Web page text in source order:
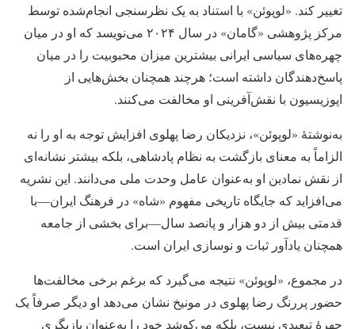
تغییر کند. «لوپوئن» با استناد به یک نظرسنجی انجام‌شده توسط
مرکز پژوهشی «گامان» در سال ۲۰۲۴ می‌نویسد که او در میان
چهره‌های سیاسی ایرانی بیشترین میزان محبوبیت را در میان
پاسخ‌دهندگان داشته است؛ هرچند همچنان بخش‌هایی از
اپوزیسیون با نقش‌آفرینی او مخالفت می‌کنند.
به‌نوشتۀ «لوپوئن»، نزدیکان رضا پهلوی افزایش توجه به او را نه
الزاماً به معنای بازگشت به نظام پادشاهی، بلکه بیشتر نشانه‌ای
از نقش نمادین او به‌عنوان عامل وحدت ملی می‌دانند. این نشریه
می‌افزاید که جایگاه تاریخی مفهوم «شاه» در فرهنگ ایران—با
قدمتی بیش از دو هزار و پانصد سال—برای بخشی از جامعه
همچنان یادآور ثبات و نوسازی ایران است.
در مجموع، «لوپوئن» نتیجه می‌گیرد که برغم برخی مخالفت‌ها
حضور پررنگ رضا پهلوی در مونیخ نشان می‌دهد او دیگر صرفاً یک
چهرۀ تبعیدی نیست، بلکه می‌کوشد خود را به‌عنوان بازیگری